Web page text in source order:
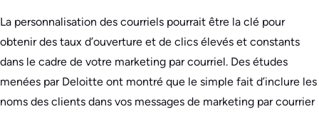
La personnalisation des courriels pourrait être la clé pour
obtenir des taux d’ouverture et de clics élevés et constants
dans le cadre de votre marketing par courriel. Des études
menées par Deloitte ont montré que le simple fait d’inclure les
noms des clients dans vos messages de marketing par courrier